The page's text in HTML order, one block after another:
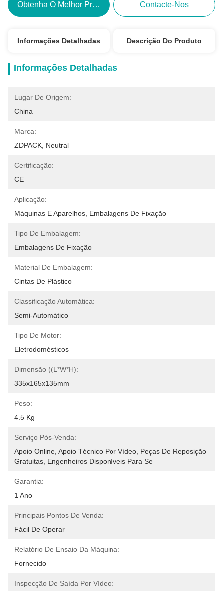
Obtenha O Melhor Preço Contacte-Nos
Informações Detalhadas Descrição Do Produto
Informações Detalhadas
Lugar De Origem:
China
Marca:
ZDPACK, Neutral
Certificação:
CE
Aplicação:
Máquinas E Aparelhos, Embalagens De Fixação
Tipo De Embalagem:
Embalagens De Fixação
Material De Embalagem:
Cintas De Plástico
Classificação Automática:
Semi-Automático
Tipo De Motor:
Eletrodomésticos
Dimensão ((L*W*H):
335x165x135mm
Peso:
4.5 Kg
Serviço Pós-Venda:
Apoio Online, Apoio Técnico Por Vídeo, Peças De Reposição
Gratuitas, Engenheiros Disponíveis Para Se
Garantia:
1 Ano
Principais Pontos De Venda:
Fácil De Operar
Relatório De Ensaio Da Máquina:
Fornecido
Inspecção De Saída Por Vídeo: